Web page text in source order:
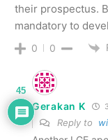
their prospectus.
mandatory to
0 0
Gerakan K
Reply to
45